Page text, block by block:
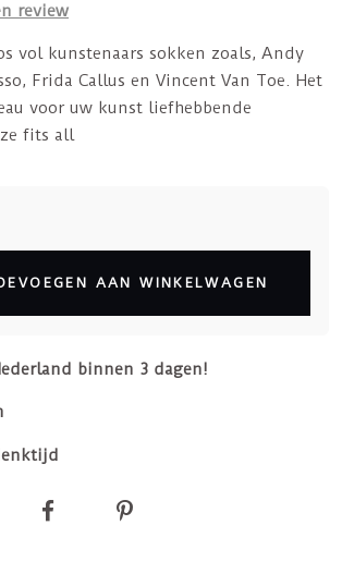
review
vol kunstenaars sokken zoals, Andy
Frida Callus en Vincent Van Toe. Het
voor uw kunst liefhebbende
fits all
AAN WINKELWAGEN
binnen 3 dagen!